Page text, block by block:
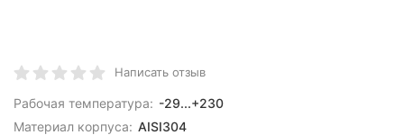
Написать отзыв
Рабочая температура: -29...+230
Материал корпуса: AISI304